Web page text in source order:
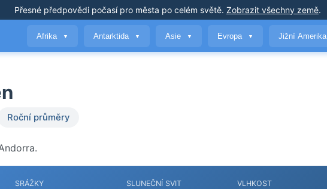
Přesné předpovědi počasípro města po celém světě. Zobrazit všechny země.
Afrika ▼ Antarktida ▼ Asie ▼ Evropa ▼ Jižní Amerika
Roční průměry
SRÁŽKY SLUNEČNÍ SVIT VLHKOST